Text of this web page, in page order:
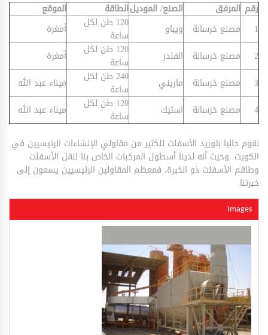
رقم المرفق الصنع/ الموديلالطاقة
الموقع
1
مصنع خرسانة ويباو
120 طن لكل
ساعة
أمغرة
2
مصنع خرسانة الفلدر
120 طن لكل
ساعة
أمغرة
3
مصنع خرسانة ماريني
240 طن لكل
ساعة
ميناء عبد الله
4
مصنع خرسانة استيك
120 طن لكل
ساعة
ميناء عبد الله
نقوم حاليا بتوريد الأسفلت للكثير من مقاولي الإنشاءات الرئيسيين في
الكويت. وحيث أنه لدينا أسطول المركبات الخاص بنا لنقل الأسفلت
وطاقم الأسفلت ذو الخبرة، فمعظم المقاولين الرئيسيين يسعون إلى
خبرتنا.
Images